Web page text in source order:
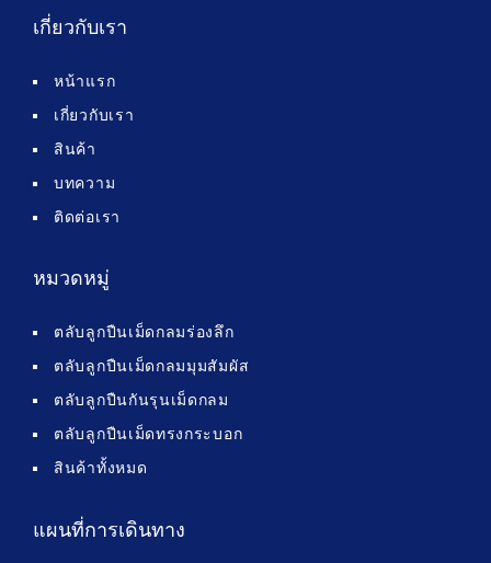
เกี่ยวกับเรา
หน้าแรก
เกี่ยวกับเรา
สินค้า
บทความ
ติดต่อเรา
หมวดหมู่
ตลับลูกปืนเม็ดกลมร่องลึก
ตลับลูกปืนเม็ดกลมมุมสัมผัส
ตลับลูกปืนกันรุนเม็ดกลม
ตลับลูกปืนเม็ดทรงกระบอก
สินค้าทั้งหมด
แผนที่การเดินทาง